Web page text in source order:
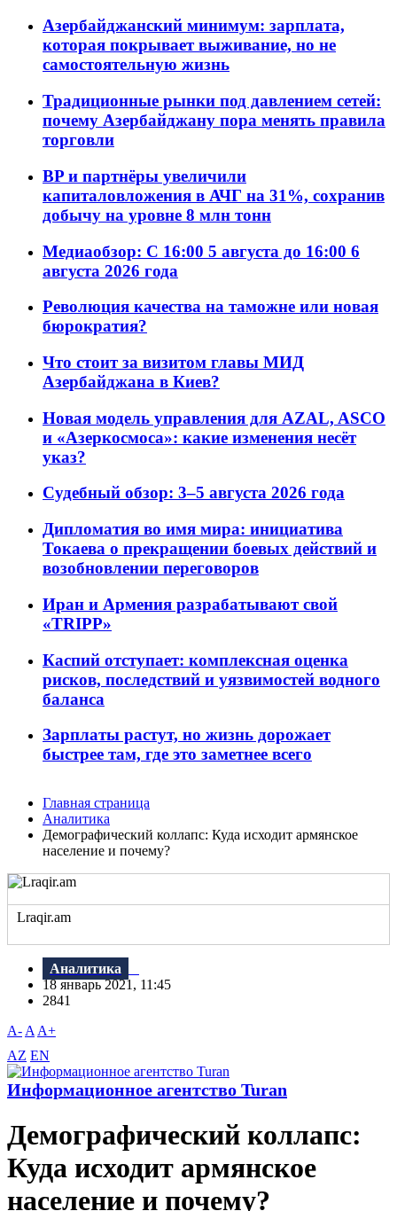
Азербайджанский минимум: зарплата,
которая покрывает выживание, но не
самостоятельную жизнь
Традиционные рынки под давлением сетей:
почему Азербайджану пора менять правила
торговли
BP и партнёры увеличили
капиталовложения в АЧГ на 31%, сохранив
добычу на уровне 8 млн тонн
Медиаобзор: С 16:00 5 августа до 16:00 6
августа 2026 года
Революция качества на таможне или новая
бюрократия?
Что стоит за визитом главы МИД
Азербайджана в Киев?
Новая модель управления для AZAL, ASCO
и «Азеркосмоса»: какие изменения несёт
указ?
Судебный обзор: 3–5 августа 2026 года
Дипломатия во имя мира: инициатива
Токаева о прекращении боевых действий и
возобновлении переговоров
Иран и Армения разрабатывают свой
«TRIPP»
Каспий отступает: комплексная оценка
рисков, последствий и уязвимостей водного
баланса
Зарплаты растут, но жизнь дорожает
быстрее там, где это заметнее всего
Главная страница
Аналитика
Демографический коллапс: Куда исходит армянское
население и почему?
Lraqir.am
Аналитика
18 январь 2021, 11:45
2841
A- A A+
AZ EN
Информационное агентство Turan
Демографический коллапс:
Куда исходит армянское
население и почему?